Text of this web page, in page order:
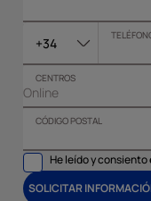
+34
CENTROS
CÓDIGO POSTAL
He leído y consiento
SOLICITAR